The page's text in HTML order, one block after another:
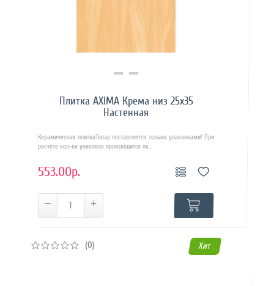
Купить в 1 клик
Плитка AXIMA Крема низ 25х35
Настенная
Керамическая плиткаТовар поставляется только упаковками! При
расчете кол-ва упаковок производится ок..
553.00р.
(0) Хит